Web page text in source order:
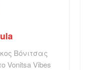
Βόνιτσας
Vonitsa Vibes